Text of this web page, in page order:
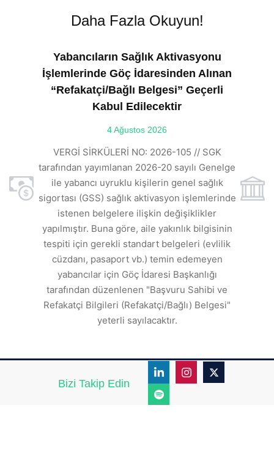
Daha Fazla Okuyun!
Yabancıların Sağlık Aktivasyonu
İşlemlerinde Göç İdaresinden Alınan
“Refakatçi/Bağlı Belgesi” Geçerli
Kabul Edilecektir
4 Ağustos 2026
VERGİ SİRKÜLERİ NO: 2026-105 // SGK
tarafından yayımlanan 2026-20 sayılı Genelge
ile yabancı uyruklu kişilerin genel sağlık
sigortası (GSS) sağlık aktivasyon işlemlerinde
istenen belgelere ilişkin değişiklikler
yapılmıştır. Buna göre, aile yakınlık bilgisinin
tespiti için gerekli standart belgeleri (evlilik
cüzdanı, pasaport vb.) temin edemeyen
yabancılar için Göç İdaresi Başkanlığı
tarafından düzenlenen "Başvuru Sahibi ve
Refakatçi Bilgileri (Refakatçi/Bağlı) Belgesi"
yeterli sayılacaktır.
Bizi Takip Edin